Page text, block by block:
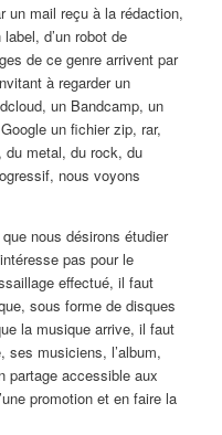
un mail reçu à la rédaction,
d’un robot de
de ce genre arrivent par
à regarder un
un Bandcamp, un
un fichier zip, rar,
du metal, du rock, du
nous voyons
nous désirons étudier
pas pour le
effectué, il faut
sous forme de disques
la musique arrive, il faut
ses musiciens, l’album,
partage accessible aux
promotion et en faire la